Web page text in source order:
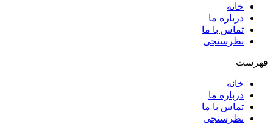
خانه
درباره ما
تماس با ما
نظرسنجی
فهرست
خانه
درباره ما
تماس با ما
نظرسنجی